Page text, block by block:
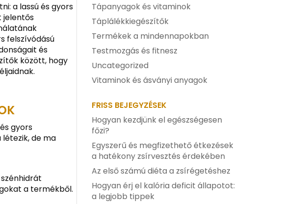
a lassú és gyors
jelentős
felszívódású
és
között, hogy
gyors
de ma
a termékből.
Tápanyagok és vitaminok
Táplálékkiegészítők
Termékek a mindennapokban
Testmozgás és fitnesz
Uncategorized
Vitaminok és ásványi anyagok
FRISS BEJEGYZÉSEK
Hogyan kezdjünk el egészségesen
főzi?
Egyszerű és megfizethető étkezések
a hatékony zsírvesztés érdekében
Az első számú diéta a zsírégetéshez
Hogyan érj el kalória deficit állapotot:
a legjobb tippek